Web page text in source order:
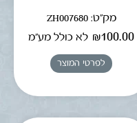
מק"ט: ZH007680
₪100.00 לא כולל מע"מ
לפרטי המוצר